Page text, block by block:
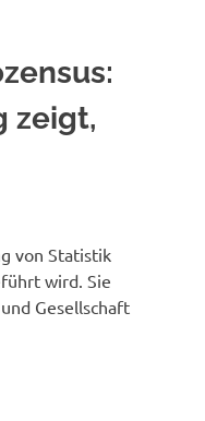
zeigt,
von Statistik
wird. Sie
Gesellschaft